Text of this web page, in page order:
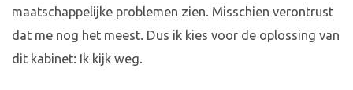
maatschappelijke problemen zien. Misschien verontrust
dat me nog het meest. Dus ik kies voor de oplossing van
dit kabinet: Ik kijk weg.